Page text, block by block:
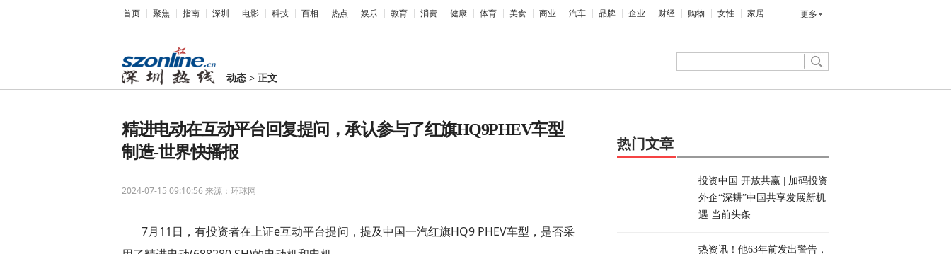
首页 聚焦 指南 深圳 电影 科技 百相 热点 娱乐 教育 消费 健康 体育 美食 商业 汽车 品牌 企业 财经 购物 女性 家居 更多
动态 >正文
精进电动在互动平台回复提问，承认参与了红旗HQ9PHEV车型
制造-世界快播报
2024-07-15 09:10:56来源：环球网
7月11日，有投资者在上证e互动平台提问，提及中国一汽红旗HQ9 PHEV车型，是否采
热门文章
投资中国 开放共赢 | 加码投资
外企“深耕”中国共享发展新机
遇 当前头条
热资讯！他63年前发出警告，